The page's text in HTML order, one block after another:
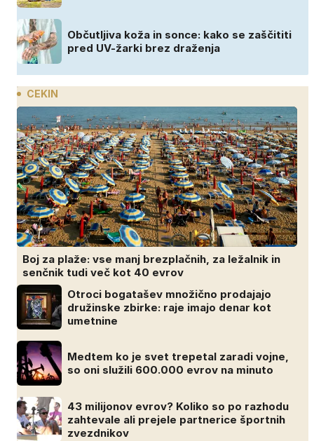
Občutljiva koža in sonce: kako se zaščititi
pred UV-žarki brez draženja
CEKIN
Boj za plaže: vse manj brezplačnih, za ležalnik in
senčnik tudi več kot 40 evrov
Otroci bogatašev množično prodajajo
družinske zbirke: raje imajo denar kot
umetnine
Medtem ko je svet trepetal zaradi vojne,
so oni služili 600.000 evrov na minuto
43 milijonov evrov? Koliko so po razhodu
zahtevale ali prejele partnerice športnih
zvezdnikov